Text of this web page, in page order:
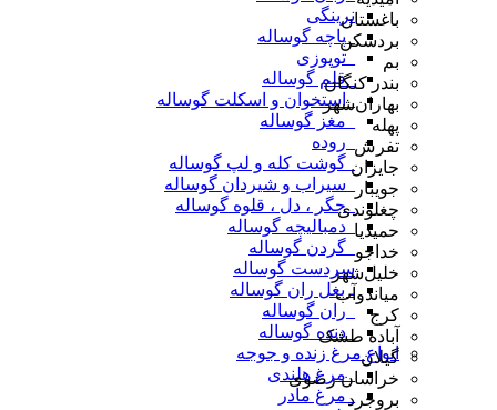
نرینگی
_پاچه گوساله
_توپوزی
_قلم گوساله
_استخوان و اسکلت گوساله
_مغز گوساله
_روده
_گوشت کله و لپ گوساله
_سیراب و شیردان گوساله
_جگر ، دل ، قلوه گوساله
_دمبالیچه گوساله
_گردن گوساله
سردست گوساله
ـ بغل ران گوساله
_ران گوساله
_دنده گوساله
انواع مرغ زنده و جوجه
_مرغ هلندی
_مرغ مادر
باغستان
بردسکن
بم
بندر کنگان
بهاران‌شهر
پهله
تفرش
جایزان
جویبار
چغلوندی
حمیدیا
خداجو
خلیل‌شهر
میاندوآب
کرج
آباده طشک
گیلان
خراسان رضوی
بروجرد